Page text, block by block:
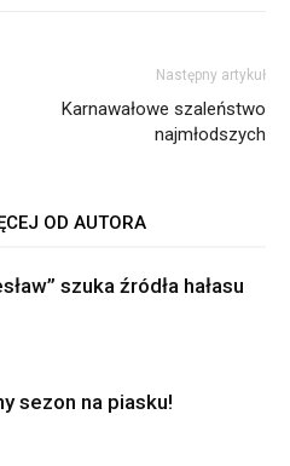
Następny artykuł
Karnawałowe szaleństwo
najmłodszych
OD AUTORA
szuka źródła hałasu
sezon na piasku!